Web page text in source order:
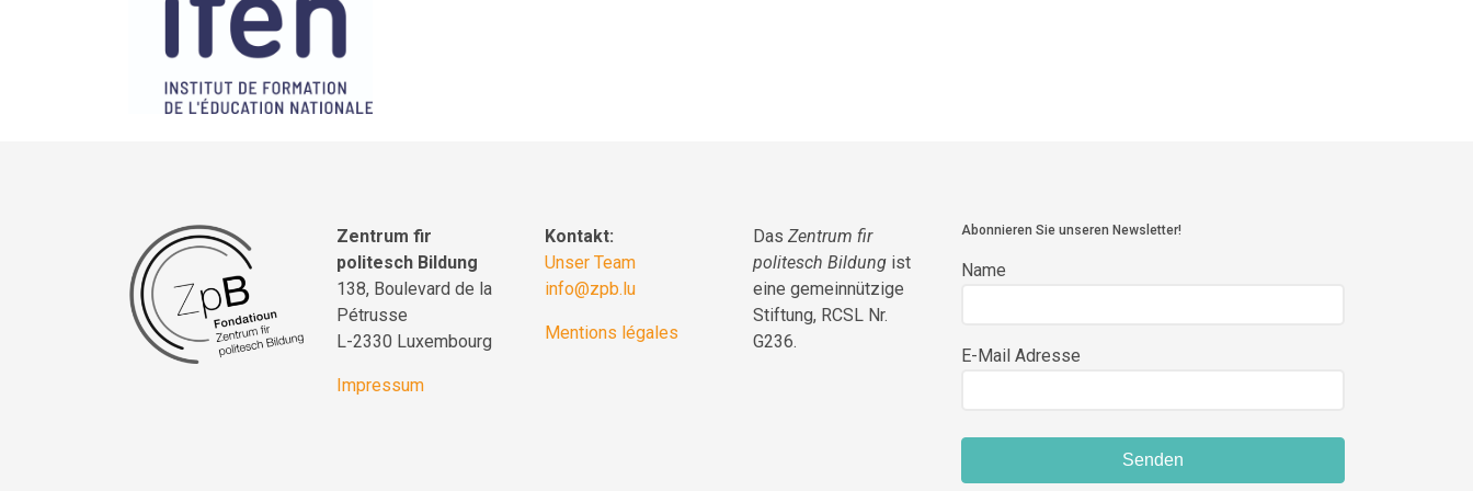
Zentrum fir
politesch Bildung
138, Boulevard de la
Pétrusse
L-2330 Luxembourg
Impressum
Kontakt:
Unser Team
info@zpb.lu
Mentions légales
Das Zentrum fir
politesch Bildung ist
eine gemeinnützige
Stiftung, RCSL Nr.
G236.
Abonnieren Sie unseren Newsletter!
Name
E-Mail Adresse
Senden